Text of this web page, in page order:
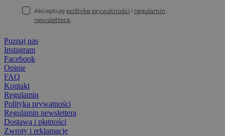
Akceptuję politykę prywatności i regulamin
newslettera.
Poznaj nas
Instagram
Facebook
Opinie
FAQ
Kontakt
Regulamin
Polityka prywatności
Regulamin newslettera
Dostawa i płatności
Zwroty i reklamacje